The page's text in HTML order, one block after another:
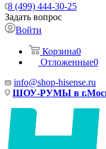
8 (499) 444-30-25
Задать вопрос
Войти
Корзина0
Отложенные0
info@shop-hisense.ru
ШОУ-РУМЫ в